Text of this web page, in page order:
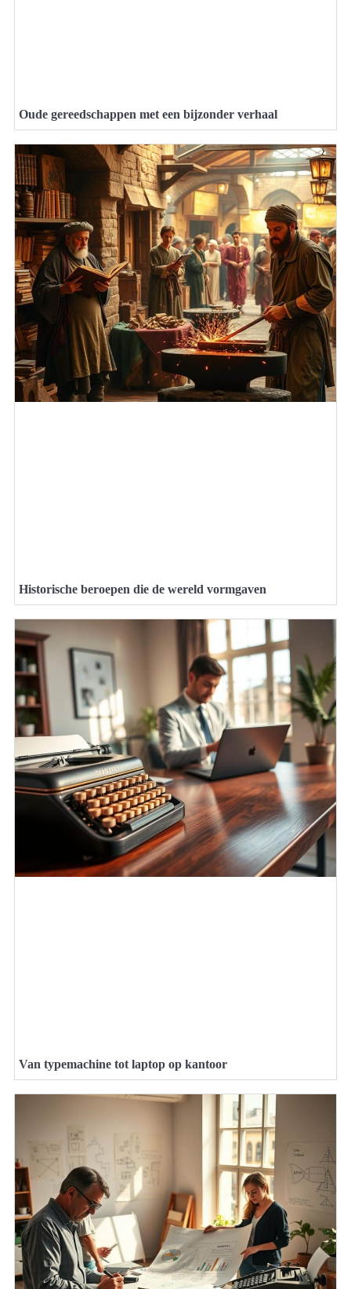
Oude gereedschappen met een bijzonder verhaal
Historische beroepen die de wereld vormgaven
Van typemachine tot laptop op kantoor